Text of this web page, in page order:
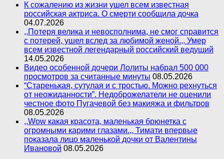
К сожалению из жизни ушел всем известная
российская актриса. О смерти сообщила дочка
04.07.2026
,,Потеря велика и невосполнима, не смог справится
с потерей, ушел вслед за любимой женой.,, Умер
всем известной легендарный российский ведущий
14.05.2026
Видео особенной дочери Лолиты набрал 500 000
просмотров за считанные минуты 08.05.2026
“Старенькая, сутулая и с тростью. Можно рехнуться
от неожиданности”. Недоброжелатели не оценили
честное фото Пугачевой без макияжа и фильтров
08.05.2026
,,Wow какая красота, маленькая брюнетка с
огромными карими глазами.,, Тимати впервые
показала лицо маленькой дочки от Валентины
Ивановой 08.05.2026